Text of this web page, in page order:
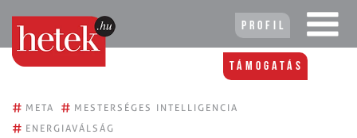
Profil
Támogatás
# META # MESTERSÉGES INTELLIGENCIA
# ENERGIAVÁLSÁG